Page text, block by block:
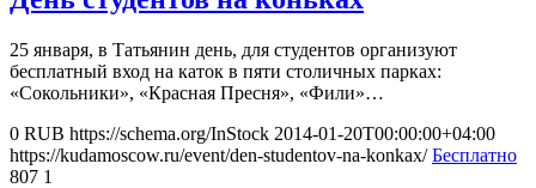
25 января, в Татьянин день, для студентов организуют
бесплатный вход на каток в пяти столичных парках:
«Сокольники», «Красная Пресня», «Фили»…
0 RUB https://schema.org/InStock 2014-01-20T00:00:00+04:00
https://kudamoscow.ru/event/den-studentov-na-konkax/ Бесплатно
807 1